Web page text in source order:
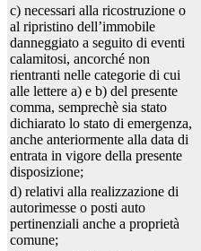
c) necessari alla ricostruzione o
al ripristino dell’immobile
danneggiato a seguito di eventi
calamitosi, ancorché non
rientranti nelle categorie di cui
alle lettere a) e b) del presente
comma, semprechè sia stato
dichiarato lo stato di emergenza,
anche anteriormente alla data di
entrata in vigore della presente
disposizione;
d) relativi alla realizzazione di
autorimesse o posti auto
pertinenziali anche a proprietà
comune;